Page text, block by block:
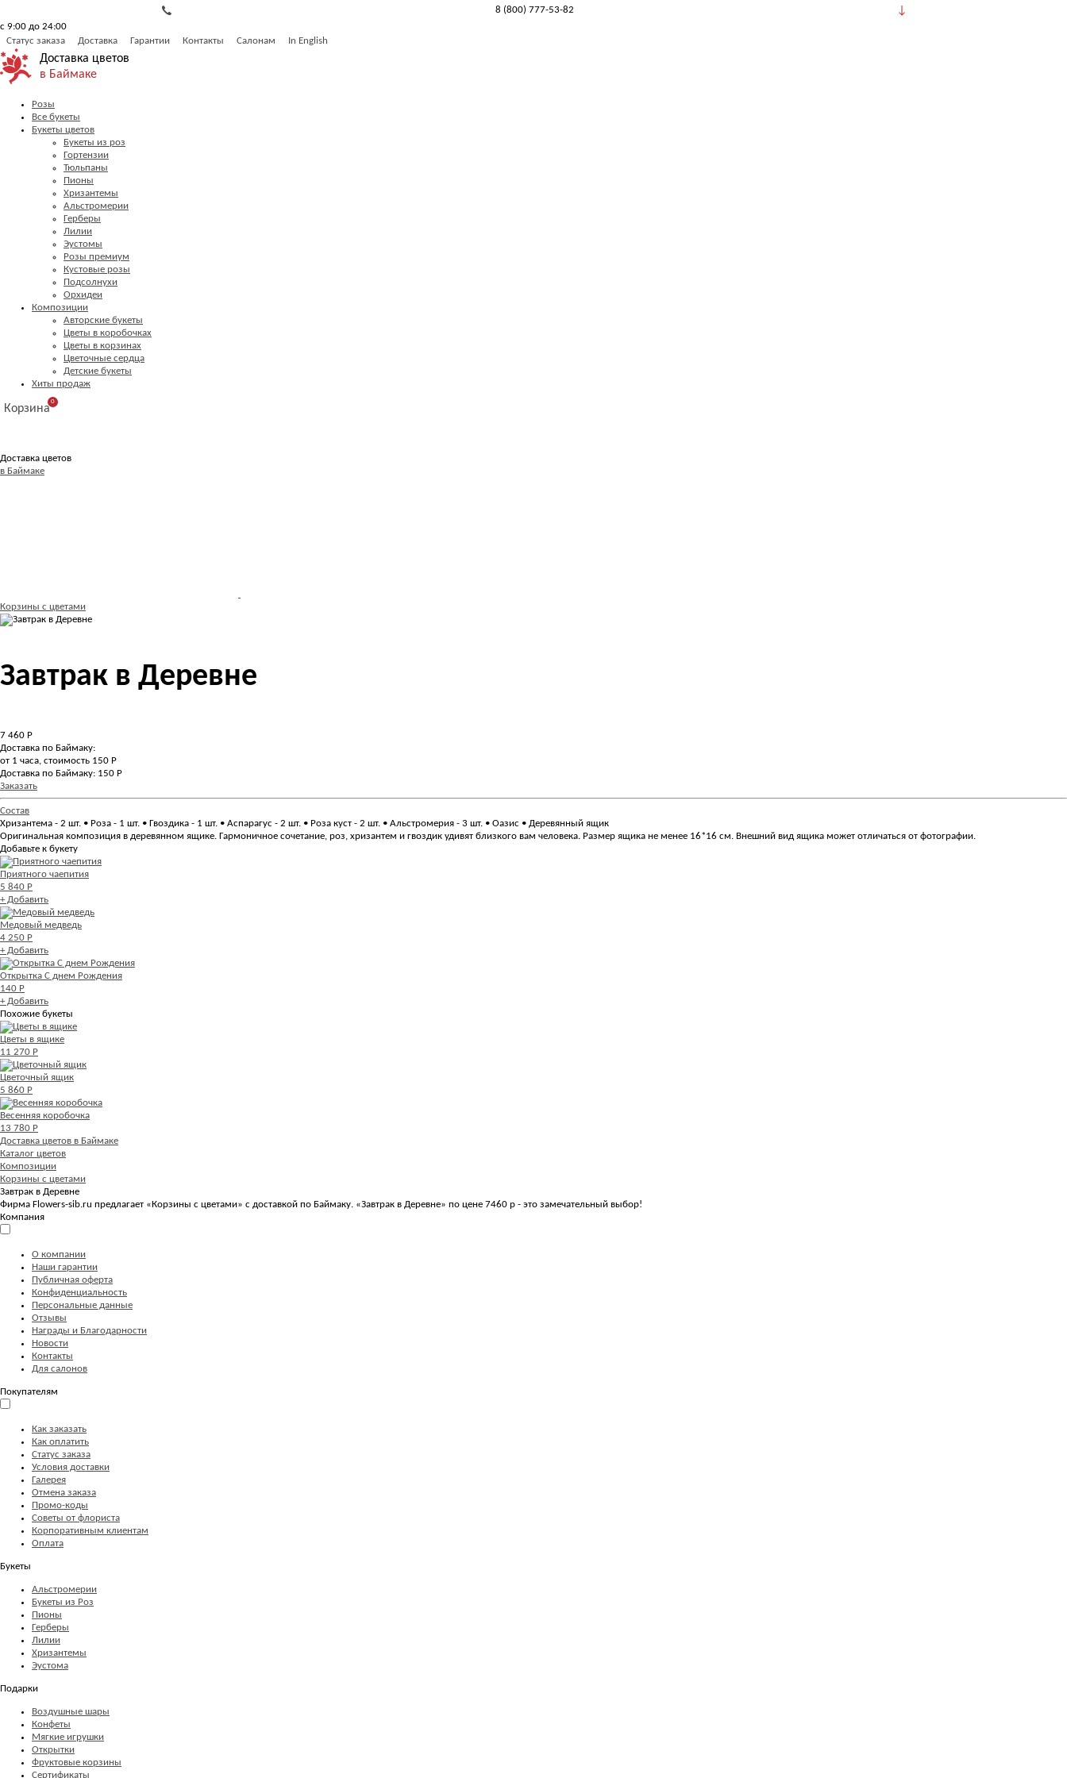
8 (800) 777-53-82
с 9:00 до 24:00
Статус заказа
Доставка Гарантии Контакты Салонам In English
Доставка цветов
в Баймаке
Розы
Все букеты
Букеты цветов
Букеты из роз
Гортензии
Тюльпаны
Пионы
Хризантемы
Альстромерии
Герберы
Лилии
Эустомы
Розы премиум
Кустовые розы
Подсолнухи
Орхидеи
Композиции
Авторские букеты
Цветы в коробочках
Цветы в корзинах
Цветочные сердца
Детские букеты
Хиты продаж
Корзина
0
Доставка цветов
в Баймаке
Корзины с цветами
Завтрак в Деревне
7 460 Р
Доставка по Баймаку:
от 1 часа, стоимость 150 Р
Доставка по Баймаку: 150 Р
Заказать
Состав
Хризантема - 2 шт. • Роза - 1 шт. • Гвоздика - 1 шт. • Аспарагус - 2 шт. • Роза куст - 2 шт. • Альстромерия - 3 шт. • Оазис • Деревянный ящик
Оригинальная композиция в деревянном ящике. Гармоничное сочетание, роз, хризантем и гвоздик удивят близкого вам человека. Размер ящика не менее 16*16 см. Внешний вид ящика может отличаться от фотографии.
Добавьте к букету
Приятного чаепития
5 840 Р
+ Добавить
Медовый медведь
4 250 Р
+ Добавить
Открытка С днем Рождения
140 Р
+ Добавить
Похожие букеты
Цветы в ящике
11 270 Р
Цветочный ящик
5 860 Р
Весенняя коробочка
13 780 Р
Доставка цветов в Баймаке
Каталог цветов
Композиции
Корзины с цветами
Завтрак в Деревне
Фирма Flowers-sib.ru предлагает «Корзины с цветами» с доставкой по Баймаку. «Завтрак в Деревне» по цене 7460 р - это замечательный выбор!
Компания
О компании
Наши гарантии
Публичная оферта
Конфиденциальность
Персональные данные
Отзывы
Награды и Благодарности
Новости
Контакты
Для салонов
Покупателям
Как заказать
Как оплатить
Статус заказа
Условия доставки
Галерея
Отмена заказа
Промо-коды
Советы от флориста
Корпоративным клиентам
Оплата
Букеты
Альстромерии
Букеты из Роз
Пионы
Герберы
Лилии
Хризантемы
Эустома
Подарки
Воздушные шары
Конфеты
Мягкие игрушки
Открытки
Фруктовые корзины
Сертификаты